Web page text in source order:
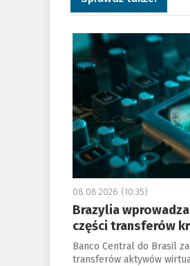
a
08.08.2026 (10:35)
Brazylia
części transferów
Banco Central do Brasil
transferów aktywów